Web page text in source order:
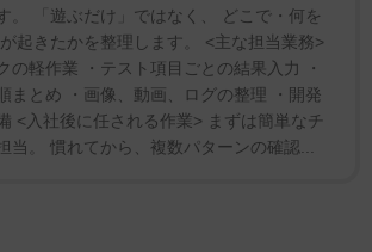
り知れない喪失を悲しむとともに、
の生活と業界に与えた永続的な影響を
失ったことを悼みつつ、この困難な
ようお願いいたします。
。 「遊ぶだけ」ではなく、 どこで・何を
起きたかを整理します。 <主な担当業務>
の軽作業 ・テスト項目ごとの結果入力 ・
まとめ ・画像、動画、ログの整理 ・開発
<入社後に任される作業> まずは簡単なチ
当。 慣れてから、複数パターンの確認...